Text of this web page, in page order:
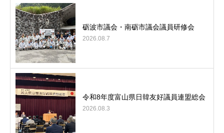
砺波市議会・南砺市議会議員研修会
2026.08.7
令和8年度富山県日韓友好議員連盟総会
2026.08.3